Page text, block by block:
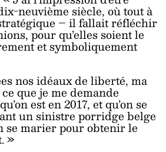
neuvième siècle, où tout à
– il fallait réfléchir
pour qu’elles soient le
et symboliquement
nos idéaux de liberté, ma
que je me demande
est en 2017, et qu’on se
un sinistre porridge belge
se marier pour obtenir le
»